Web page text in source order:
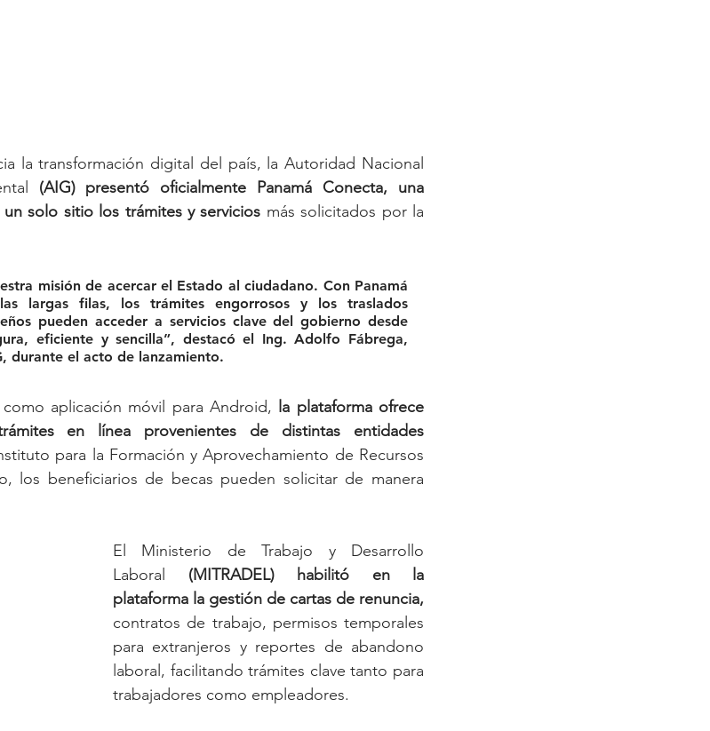
la transformación digital del país, la Autoridad Nacional
(AIG) presentó oficialmente Panamá Conecta, una
solo sitio los trámites y servicios más solicitados por la
misión de acercar el Estado al ciudadano. Con Panamá
las largas filas, los trámites engorrosos y los traslados
pueden acceder a servicios clave del gobierno desde
eficiente y sencilla”, destacó el Ing. Adolfo Fábrega,
durante el acto de lanzamiento.
aplicación móvil para Android, la plataforma ofrece
en línea provenientes de distintas entidades
para la Formación y Aprovechamiento de Recursos
los beneficiarios de becas pueden solicitar de manera
El Ministerio de Trabajo y Desarrollo
Laboral (MITRADEL) habilitó en la
plataforma la gestión de cartas de renuncia,
contratos de trabajo, permisos temporales
para extranjeros y reportes de abandono
laboral, facilitando trámites clave tanto para
trabajadores como empleadores.